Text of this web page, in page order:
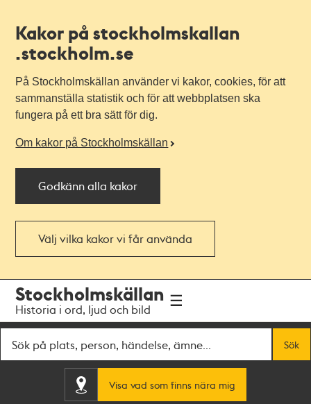
Kakor på stockholmskallan
.stockholm.se
På Stockholmskällan använder vi kakor, cookies, för att
sammanställa statistik och för att webbplatsen ska
fungera på ett bra sätt för dig.
Om kakor på Stockholmskällan
Godkänn alla kakor
Välj vilka kakor vi får använda
navigationen
huvudinnehållet
Stockholmskällan
Historia i ord, ljud och bild
Sök
Visa vad som finns nära mig